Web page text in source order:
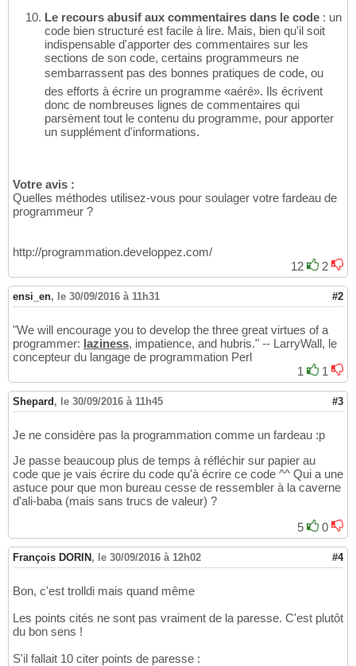
Le recours abusif aux commentaires dans le code : un
code bien structuré est facile à lire. Mais, bien qu'il soit
indispensable d'apporter des commentaires sur les
sections de son code, certains programmeurs ne
sembarrassent pas des bonnes pratiques de code, ou
des efforts à écrire un programme «aéré». Ils écrivent
donc de nombreuses lignes de commentaires qui
parsèment tout le contenu du programme, pour apporter
un supplément d'informations.
Votre avis :
Quelles méthodes utilisez-vous pour soulager votre fardeau de
programmeur ?
http://programmation.developpez.com/
12
2
ensi_en, le 30/09/2016 à 11h31 #2
"We will encourage you to develop the three great virtues of a
programmer: laziness, impatience, and hubris." -- LarryWall, le
concepteur du langage de programmation Perl
1
1
Shepard , le 30/09/2016 à 11h45 #3
Je ne considère pas la programmation comme un fardeau :p
Je passe beaucoup plus de temps à réfléchir sur papier au
code que je vais écrire du code qu'à écrire ce code ^^ Qui a une
astuce pour que mon bureau cesse de ressembler à la caverne
d'ali-baba (mais sans trucs de valeur) ?
5
0
François DORIN , le 30/09/2016 à 12h02 #4
Bon, c'est trolldi mais quand même
Les points cités ne sont pas vraiment de la paresse. C'est plutôt
du bon sens !
S'il fallait 10 citer points de paresse :